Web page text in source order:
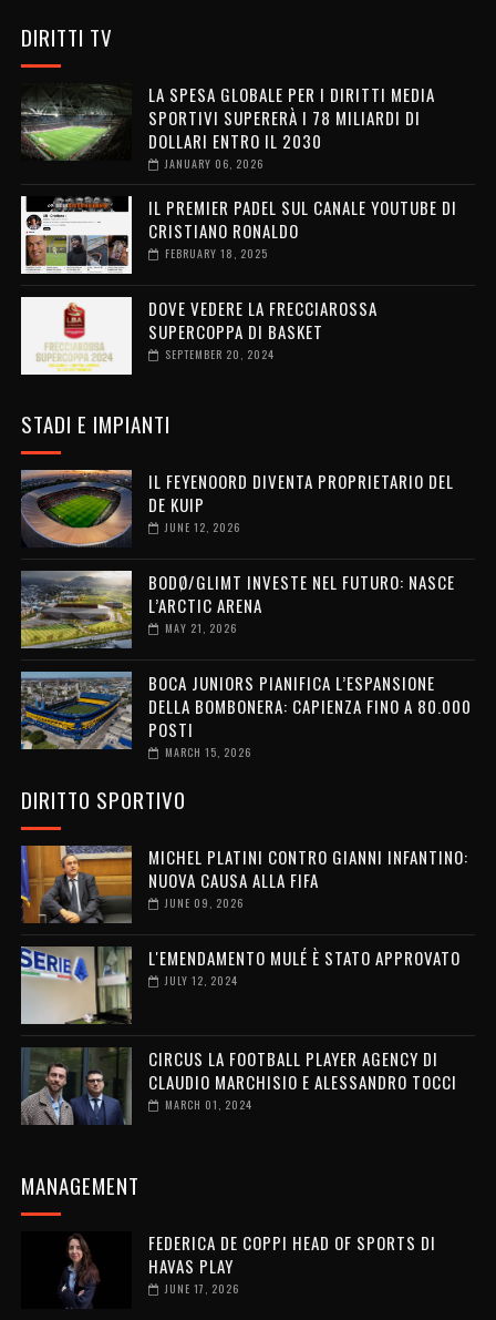
DIRITTI TV
LA SPESA GLOBALE PER I DIRITTI MEDIA
SPORTIVI SUPERERÀ I 78 MILIARDI DI
DOLLARI ENTRO IL 2030
JANUARY 06, 2026
IL PREMIER PADEL SUL CANALE YOUTUBE DI
CRISTIANO RONALDO
FEBRUARY 18, 2025
DOVE VEDERE LA FRECCIAROSSA
SUPERCOPPA DI BASKET
SEPTEMBER 20, 2024
STADI E IMPIANTI
IL FEYENOORD DIVENTA PROPRIETARIO DEL
DE KUIP
JUNE 12, 2026
BODØ/GLIMT INVESTE NEL FUTURO: NASCE
L’ARCTIC ARENA
MAY 21, 2026
BOCA JUNIORS PIANIFICA L’ESPANSIONE
DELLA BOMBONERA: CAPIENZA FINO A 80.000
POSTI
MARCH 15, 2026
DIRITTO SPORTIVO
MICHEL PLATINI CONTRO GIANNI INFANTINO:
NUOVA CAUSA ALLA FIFA
JUNE 09, 2026
L'EMENDAMENTO MULÉ È STATO APPROVATO
JULY 12, 2024
CIRCUS LA FOOTBALL PLAYER AGENCY DI
CLAUDIO MARCHISIO E ALESSANDRO TOCCI
MARCH 01, 2024
MANAGEMENT
FEDERICA DE COPPI HEAD OF SPORTS DI
HAVAS PLAY
JUNE 17, 2026